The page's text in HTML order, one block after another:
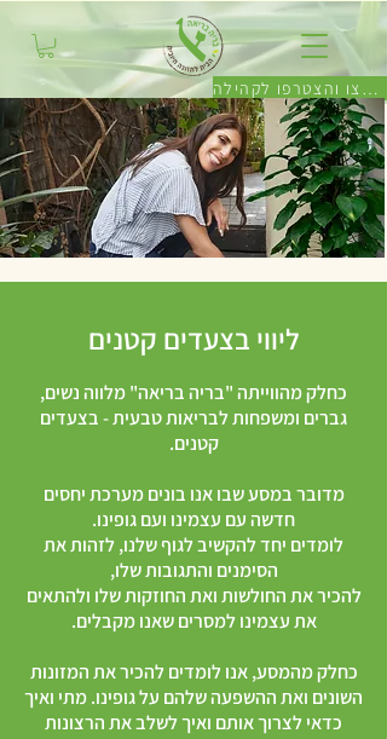
לחצו והצטרפו לקהילה
ליווי בצעדים קטנים
כחלק מהווייתה "בריה בריאה" מלווה נשים,
גברים ומשפחותלבריאות טבעית - בצעדים
קטנים.
מדובר במסע שבו אנו בונים מערכת יחסים
חדשה עם עצמינו ועם גופינו.
לומדים יחד להקשיב לגוף שלנו, לזהות את
הסימנים והתגובות שלו,
להכיר את החולשות ואת החוזקות שלו ולהתאים
את עצמינולמסרים שאנו מקבלים.
כחלק מהמסע, אנו לומדים להכיר את המזונות
השונים ואת ההשפעה שלהם על גופינו. מתי ואיך
כדאי לצרוך אותם ואיך לשלב את הרצונות